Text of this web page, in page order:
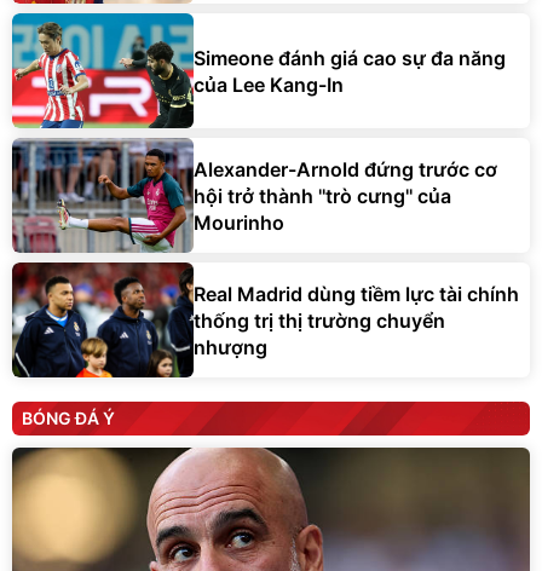
Simeone đánh giá cao sự đa năng
của Lee Kang-In
Alexander-Arnold đứng trước cơ
hội trở thành ''trò cưng'' của
Mourinho
Real Madrid dùng tiềm lực tài chính
thống trị thị trường chuyển
nhượng
BÓNG ĐÁ Ý